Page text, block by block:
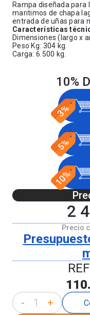
Rampa diseñada
maritimos de chapa
entrada de uñas para
Características
Dimensiones (largo x
Peso Kg: 304 kg.
Carga: 6.500 kg.
10%
2
Precio
- +